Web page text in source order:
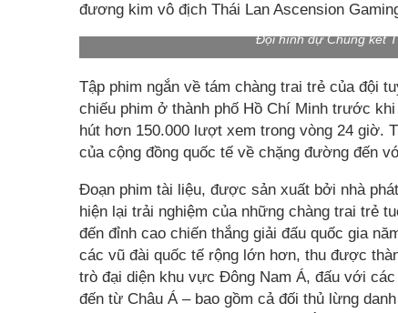
đương kim vô địch Thái Lan Ascension
Đội hình dự Chung kết
Tập phim ngắn về tám chàng trai trẻ của đội
chiếu phim ở thành phố Hồ Chí Minh trước
hút hơn 150.000 lượt xem trong vòng 24 giờ.
của cộng đồng quốc tế về chặng đường đến
Đoạn phim tài liệu, được sản xuất bởi nhà
hiện lại trải nghiệm của những chàng trai trẻ
đến đỉnh cao chiến thắng giải đấu quốc gia
các vũ đài quốc tế rộng lớn hơn, thu được
trò đại diện khu vực Đông Nam Á, đấu với
đến từ Châu Á – bao gồm cả đối thủ lừng